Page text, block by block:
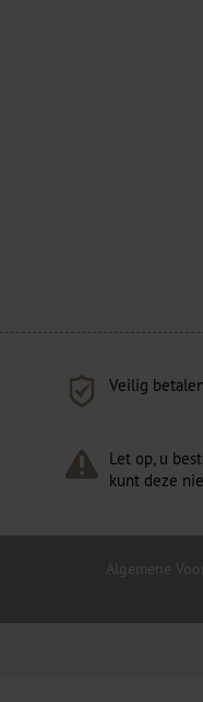
Veilig betalen
Let op, u
kunt deze
Algemene